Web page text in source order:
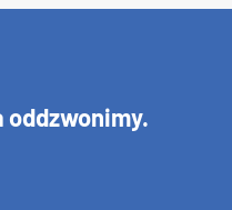
oddzwonimy.